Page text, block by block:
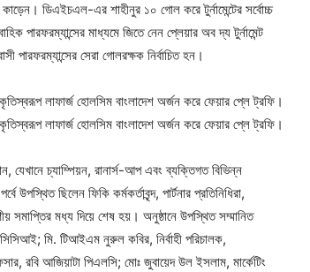
ডিএইচএল-এর শাহীনুর ১০ গোল করে টুর্নামেন্টের সর্বোচ্চ
পারফরম্যান্সের মাধ্যমে জিতে নেন প্লেয়ার অব দ্য টুর্নামেন্ট
সেরা গোলরক্ষক নির্বাচিত হন।
লাফার্জ হোলসিম বাংলাদেশ অর্জন করে ফেয়ার প্লে ট্রফি।
লাফার্জ হোলসিম বাংলাদেশ অর্জন করে ফেয়ার প্লে ট্রফি।
যেখানে চ্যাম্পিয়ন, রানার্স-আপ এবং ব্যক্তিগত বিভিন্ন
ছিলেন ফিকি কর্মকর্তাবৃন্দ, পার্টনার প্রতিনিধিরা,
মধ্য দিয়ে শেষ হয়। অনুষ্ঠানে উপস্থিত সম্মানিত
মি. টিআইএম নুরুল কবির, নির্বাহী পরিচালক,
রবি আজিয়াটা পিএলসি; মোঃ জুবায়েদ উল ইসলাম, মার্কেটিং